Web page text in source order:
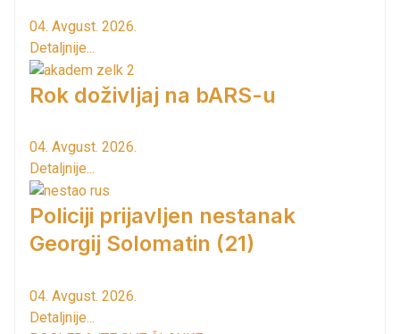
04. Avgust. 2026.
Detaljnije...
Rok doživljaj na bARS-u
04. Avgust. 2026.
Detaljnije...
Policiji prijavljen nestanak
Georgij Solomatin (21)
04. Avgust. 2026.
Detaljnije...